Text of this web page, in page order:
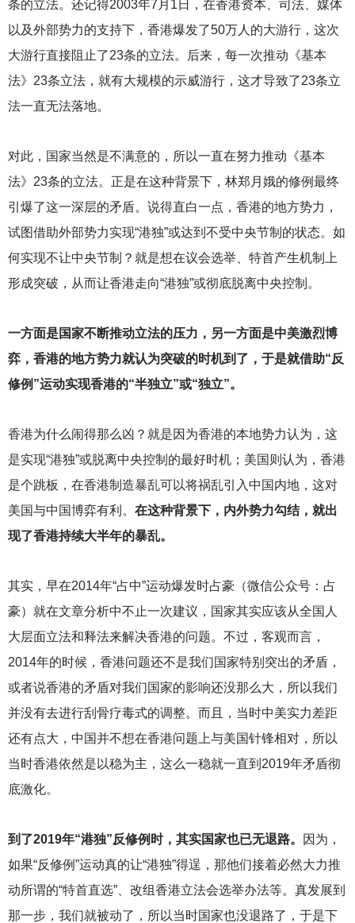
条的立法。还记得2003年7月1日，在香港资本、司法、媒体
以及外部势力的支持下，香港爆发了50万人的大游行，这次
大游行直接阻止了23条的立法。后来，每一次推动《基本
法》23条立法，就有大规模的示威游行，这才导致了23条立
法一直无法落地。
对此，国家当然是不满意的，所以一直在努力推动《基本
法》23条的立法。正是在这种背景下，林郑月娥的修例最终
引爆了这一深层的矛盾。说得直白一点，香港的地方势力，
试图借助外部势力实现“港独”或达到不受中央节制的状态。如
何实现不让中央节制？就是想在议会选举、特首产生机制上
形成突破，从而让香港走向“港独”或彻底脱离中央控制。
一方面是国家不断推动立法的压力，另一方面是中美激烈博
弈，香港的地方势力就认为突破的时机到了，于是就借助“反
修例”运动实现香港的“半独立”或“独立”。
香港为什么闹得那么凶？就是因为香港的本地势力认为，这
是实现“港独”或脱离中央控制的最好时机；美国则认为，香港
是个跳板，在香港制造暴乱可以将祸乱引入中国内地，这对
美国与中国博弈有利。 在这种背景下，内外势力勾结，就出
现了香港持续大半年的暴乱。
其实，早在2014年“占中”运动爆发时占豪（微信公众号：占
豪）就在文章分析中不止一次建议，国家其实应该从全国人
大层面立法和释法来解决香港的问题。不过，客观而言，
2014年的时候，香港问题还不是我们国家特别突出的矛盾，
或者说香港的矛盾对我们国家的影响还没那么大，所以我们
并没有去进行刮骨疗毒式的调整。而且，当时中美实力差距
还有点大，中国并不想在香港问题上与美国针锋相对，所以
当时香港依然是以稳为主，这么一稳就一直到2019年矛盾彻
底激化。
到了2019年“港独”反修例时，其实国家也已无退路。
因为，
如果“反修例”运动真的让“港独”得逞，那他们接着必然大力推
动所谓的“特首直选”、改组香港立法会选举办法等。真发展到
那一步，我们就被动了，所以当时国家也没退路了，于是下